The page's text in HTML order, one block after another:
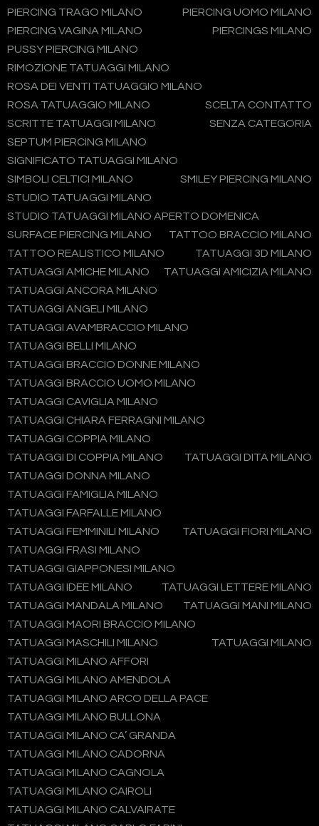
PIERCING TRAGO MILANO
PIERCING UOMO MILANO
PIERCING VAGINA MILANO
PIERCINGS MILANO
PUSSY PIERCING MILANO
RIMOZIONE TATUAGGI MILANO
ROSA DEI VENTI TATUAGGIO MILANO
ROSA TATUAGGIO MILANO
SCELTA CONTATTO
SCRITTE TATUAGGI MILANO
SENZA CATEGORIA
SEPTUM PIERCING MILANO
SIGNIFICATO TATUAGGI MILANO
SIMBOLI CELTICI MILANO
SMILEY PIERCING MILANO
STUDIO TATUAGGI MILANO
STUDIO TATUAGGI MILANO APERTO DOMENICA
SURFACE PIERCING MILANO
TATTOO BRACCIO MILANO
TATTOO REALISTICO MILANO
TATUAGGI 3D MILANO
TATUAGGI AMICHE MILANO
TATUAGGI AMICIZIA MILANO
TATUAGGI ANCORA MILANO
TATUAGGI ANGELI MILANO
TATUAGGI AVAMBRACCIO MILANO
TATUAGGI BELLI MILANO
TATUAGGI BRACCIO DONNE MILANO
TATUAGGI BRACCIO UOMO MILANO
TATUAGGI CAVIGLIA MILANO
TATUAGGI CHIARA FERRAGNI MILANO
TATUAGGI COPPIA MILANO
TATUAGGI DI COPPIA MILANO
TATUAGGI DITA MILANO
TATUAGGI DONNA MILANO
TATUAGGI FAMIGLIA MILANO
TATUAGGI FARFALLE MILANO
TATUAGGI FEMMINILI MILANO
TATUAGGI FIORI MILANO
TATUAGGI FRASI MILANO
TATUAGGI GIAPPONESI MILANO
TATUAGGI IDEE MILANO
TATUAGGI LETTERE MILANO
TATUAGGI MANDALA MILANO
TATUAGGI MANI MILANO
TATUAGGI MAORI BRACCIO MILANO
TATUAGGI MASCHILI MILANO
TATUAGGI MILANO
TATUAGGI MILANO AFFORI
TATUAGGI MILANO AMENDOLA
TATUAGGI MILANO ARCO DELLA PACE
TATUAGGI MILANO BULLONA
TATUAGGI MILANO CA’ GRANDA
TATUAGGI MILANO CADORNA
TATUAGGI MILANO CAGNOLA
TATUAGGI MILANO CAIROLI
TATUAGGI MILANO CALVAIRATE